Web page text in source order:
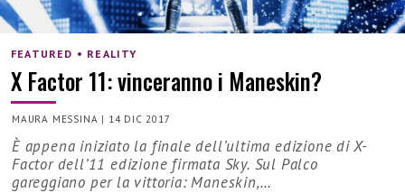
FEATURED • REALITY
X Factor 11: vinceranno i Maneskin?
MAURA MESSINA | 14 DIC 2017
È appena iniziato la finale dell’ultima edizione di X-
Factor dell’11 edizione firmata Sky. Sul Palco
gareggiano per la vittoria: Maneskin,…